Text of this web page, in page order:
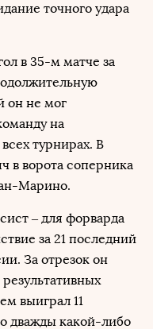
точного удара
в 35-м матче за
он не мог
на
турнирах. В
в ворота соперника
Марино.
– для форварда
за 21 последний
За отрезок он
выиграл 11
дважды какой-либо